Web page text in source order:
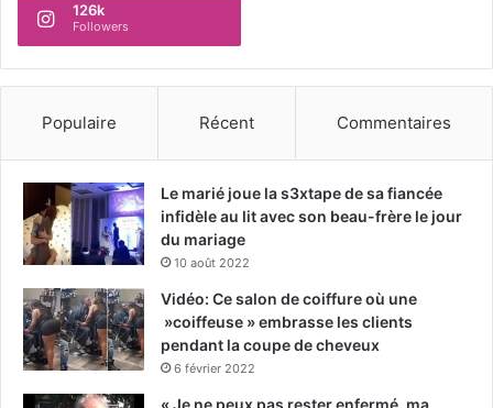
126k
Followers
Populaire Récent Commentaires
Le marié joue la s3xtape de sa fiancée
infidèle au lit avec son beau-frère le jour
du mariage
10 août 2022
Vidéo: Ce salon de coiffure où une
»coiffeuse » embrasse les clients
pendant la coupe de cheveux
6 février 2022